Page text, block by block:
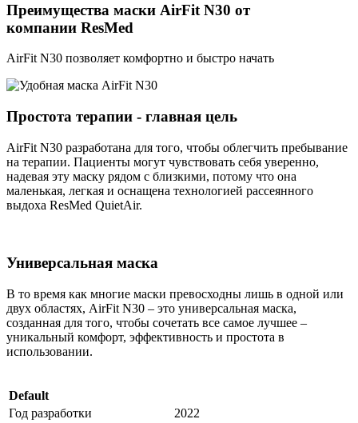
Преимущества маски AirFit N30 от
компании ResMed
AirFit N30 позволяет комфортно и быстро начать
Простота терапии - главная цель
AirFit N30 разработана для того, чтобы облегчить пребывание
на терапии. Пациенты могут чувствовать себя уверенно,
надевая эту маску рядом с близкими, потому что она
маленькая, легкая и оснащена технологией рассеянного
выдоха ResMed QuietAir.
Универсальная маска
В то время как многие маски превосходны лишь в одной или
двух областях, AirFit N30 – это универсальная маска,
созданная для того, чтобы сочетать все самое лучшее –
уникальный комфорт, эффективность и простота в
использовании.
Default
Год разработки
2022